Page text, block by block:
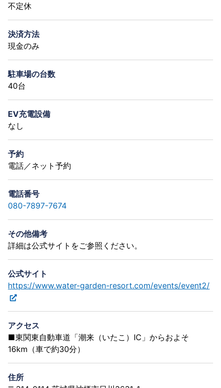
不定休
決済方法
現金のみ
駐車場の台数
40台
EV充電設備
なし
予約
電話／ネット予約
電話番号
080-7897-7674
その他備考
詳細は公式サイトをご参照ください。
公式サイト
https://www.water-garden-resort.com/events/event2/
アクセス
■東関東自動車道「潮来（いたこ）IC」からおよそ
16km（車で約30分）
住所